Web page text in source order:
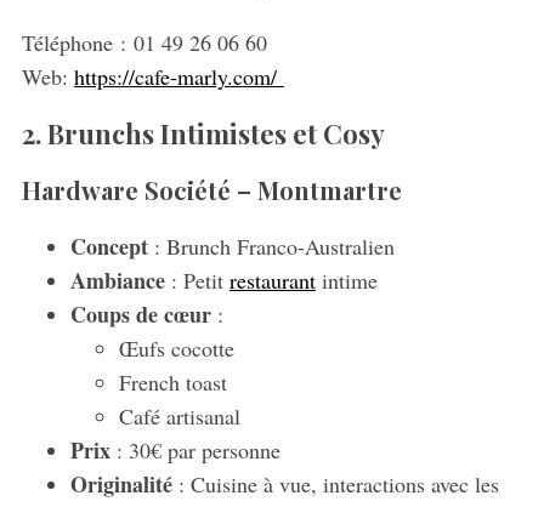
Téléphone : 01 49 26 06 60
Web: https://cafe-marly.com/
2. Brunchs Intimistes et Cosy
Hardware Société – Montmartre
Concept: Brunch Franco-Australien
Ambiance: Petit restaurantintime
Coups de cœur:
Œufs cocotte
French toast
Café artisanal
Prix: 30€ par personne
Originalité: Cuisine à vue, interactions avec les